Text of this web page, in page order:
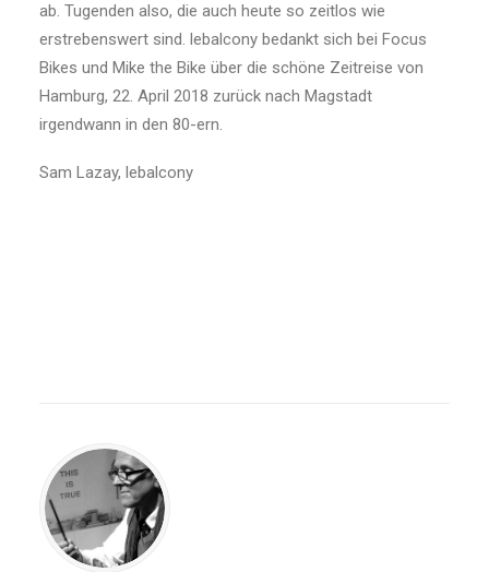
ab. Tugenden also, die auch heute so zeitlos wie
erstrebenswert sind. lebalcony bedankt sich bei Focus
Bikes und Mike the Bike über die schöne Zeitreise von
Hamburg, 22. April 2018 zurück nach Magstadt
irgendwann in den 80-ern.
Sam Lazay, lebalcony